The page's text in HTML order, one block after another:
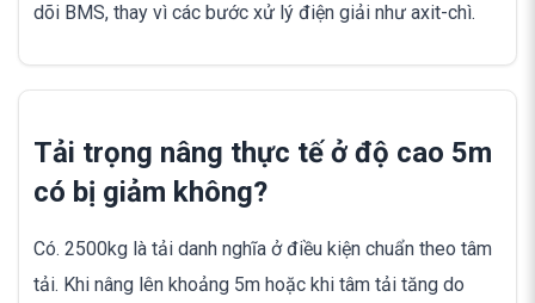
dõi BMS, thay vì các bước xử lý điện giải như axit-chì.
Tải trọng nâng thực tế ở độ cao 5m
có bị giảm không?
Có. 2500kg là tải danh nghĩa ở điều kiện chuẩn theo tâm
tải. Khi nâng lên khoảng 5m hoặc khi tâm tải tăng do